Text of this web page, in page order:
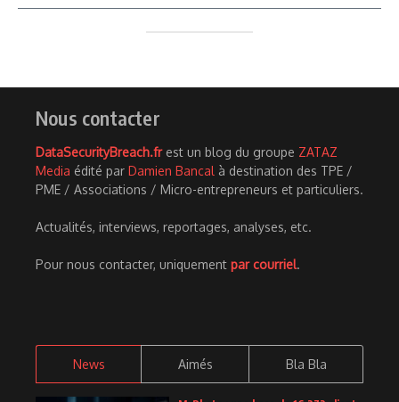
Nous contacter
DataSecurityBreach.frest un blog du groupe ZATAZ
Media édité par Damien Bancal à destination des TPE /
PME / Associations / Micro-entrepreneurs et particuliers.
Actualités, interviews, reportages, analyses, etc.
Pour nous contacter, uniquement par courriel.
News Aimés Bla Bla